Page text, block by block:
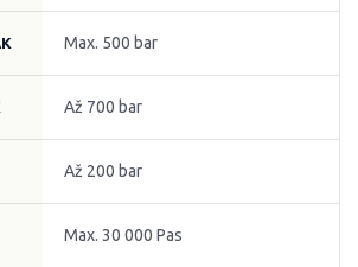
Max. 500 bar
Až 700 bar
Až 200 bar
Max. 30 000 Pas